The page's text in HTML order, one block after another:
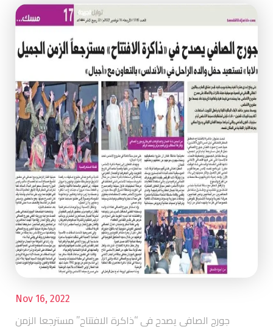
Nov 16, 2022
جورج الصافي يصدح في “ذاكرة الافتتاح” مسترجعا الزمن